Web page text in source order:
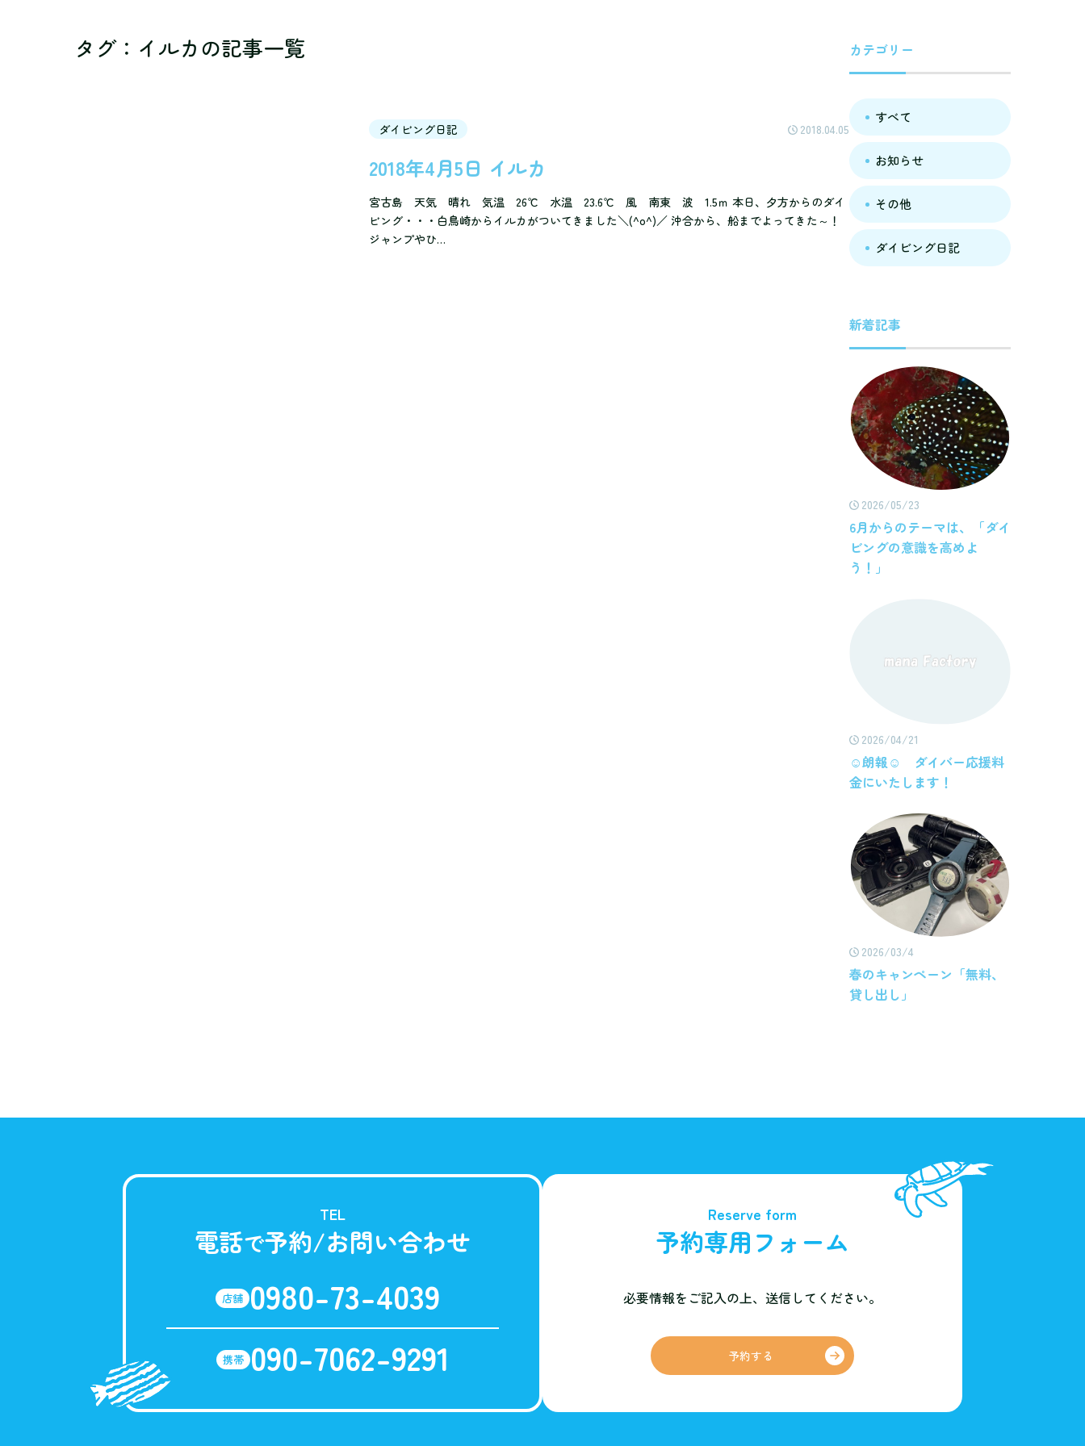
タグ：イルカの記事一覧
ダイビング日記 2018.04.05
2018年4月5日 イルカ
宮古島 天気 晴れ 気温 26℃ 水温 23.6℃ 風 南東 波 1.5ｍ 本日、夕方からのダイ
ビング・・・白鳥崎からイルカがついてきました＼(^o^)／ 沖合から、船までよってきた～！
ジャンプやひ…
カテゴリー
すべて
お知らせ
その他
ダイビング日記
新着記事
2026/05/23
6月からのテーマは、「ダイ
ビングの意識を高めよ
う！」
2026/04/21
☺朗報☺ ダイバー応援料
金にいたします！
2026/03/4
春のキャンペーン「無料、
貸し出し」
TEL
電話で予約/お問い合わせ
店舗 0980-73-4039
携帯 090-7062-9291
Reserve form
予約専用フォーム
必要情報をご記入の上、 送信してください。
予約する